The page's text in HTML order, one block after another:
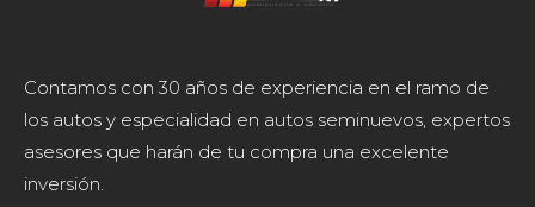
Contamos con 30 años de experiencia en el ramo de
los autos y especialidad en autos seminuevos, expertos
asesores que harán de tu compra una excelente
inversión.